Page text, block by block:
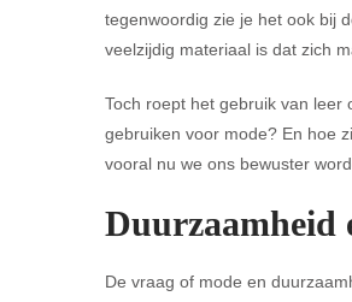
tegenwoordig zie je het ook bij
veelzijdig materiaal is dat zich
Toch roept het gebruik van
gebruiken voor mode? En hoe
vooral nu we ons bewuster
Duurzaamheid
De vraag of mode en